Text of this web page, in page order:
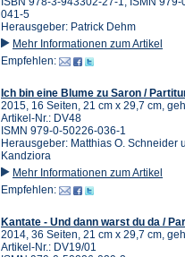
041-5
Herausgeber: Patrick Dehm
Mehr Informationen zum Artikel
Empfehlen:
Ich bin eine Blume zu Saron /
2015, 16 Seiten, 21 cm x 29,7 cm,
Artikel-Nr.: DV48
ISMN 979-0-50226-036-1
Herausgeber: Matthias O. Schneider
Kandziora
Mehr Informationen zum Artikel
Empfehlen:
Kantate - Und dann warst du da /
2014, 36 Seiten, 21 cm x 29,7 cm,
Artikel-Nr.: DV19/01